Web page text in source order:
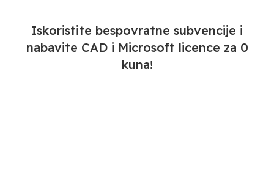
Iskoristite bespovratne subvencije i
nabavite CAD i Microsoft licence za 0
kuna!